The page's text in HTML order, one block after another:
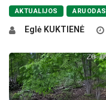
AKTUALIJOS ARUODAS
Eglė KUKTIENĖ